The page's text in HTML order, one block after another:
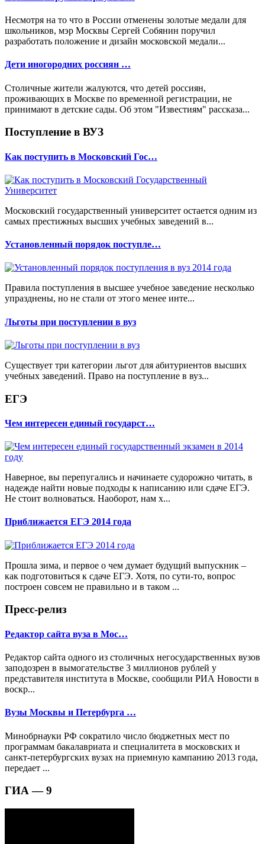
Несмотря на то что в России отменены золотые медали для
школьников, мэр Москвы Сергей Собянин поручил
разработать положение и дизайн московской медали...
Дети иногородних россиян …
Столичные жители жалуются, что детей россиян,
проживающих в Москве по временной регистрации, не
принимают в детские сады. Об этом "Известиям" рассказа...
Поступление в ВУЗ
Как поступить в Московский Гос…
Московский государственный университет остается одним из
самых престижных высших учебных заведений в...
Установленный порядок поступле…
Правила поступления в высшее учебное заведение несколько
упразднены, но не стали от этого менее инте...
Льготы при поступлении в вуз
Существует три категории льгот для абитуриентов высших
учебных заведений. Право на поступление в вуз...
ЕГЭ
Чем интересен единый государст…
Наверное, вы перепугались и начинаете судорожно читать, в
надежде найти новые подходы к написанию или сдаче ЕГЭ.
Не стоит волноваться. Наоборот, нам х...
Приближается ЕГЭ 2014 года
Прошла зима, и первое о чем думает будущий выпускник –
как подготовиться к сдаче ЕГЭ. Хотя, по сути-то, вопрос
построен совсем не правильно и в таком ...
Пресс-релиз
Редактор сайта вуза в Мос…
Редактор сайта одного из столичных негосударственных вузов
заподозрен в вымогательстве 3 миллионов рублей у
представителя института в Москве, сообщили РИА Новости в
воскр...
Вузы Москвы и Петербурга …
Минобрнауки РФ сократило число бюджетных мест по
программам бакалавриата и специалитета в московских и
санкт-петербургских вузах на приемную кампанию 2013 года,
передает ...
ГИА — 9